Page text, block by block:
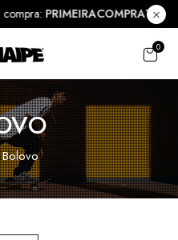
compra:PRIMEIRACOMPRA10
0
Bolovo